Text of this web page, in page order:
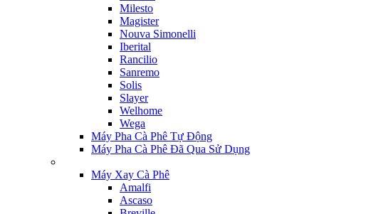
Milesto
Magister
Nouva Simonelli
Iberital
Rancilio
Sanremo
Solis
Slayer
Welhome
Wega
Máy Pha Cà Phê Tự Động
Máy Pha Cà Phê Đã Qua Sử Dụng
Máy Xay Cà Phê
Amalfi
Ascaso